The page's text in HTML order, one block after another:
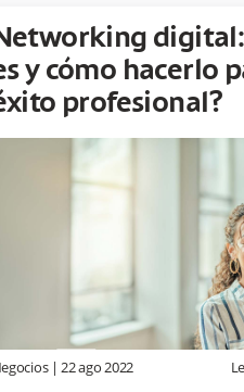
digital:
y cómo hacerlo
profesional?
|22 ago 2022